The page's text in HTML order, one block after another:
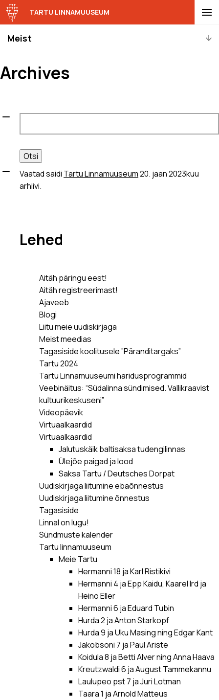
Meist
TARTU LINNAMUUSEUM
Archives
Otsi:
Vaatad saidi Tartu Linnamuuseum20. jaan 2023kuu
arhiivi.
Lehed
Aitäh päringu eest!
Aitäh registreerimast!
Ajaveeb
Blogi
Liitu meie uudiskirjaga
Meist meedias
Tagasiside koolitusele ”Päranditargaks”
Tartu 2024
Tartu Linnamuuseumi haridusprogrammid
Veebinäitus: “Südalinna sündimised. Vallikraavist
kultuurikeskuseni”
Videopäevik
Virtuaalkaardid
Virtuaalkaardid
Jalutuskäik baltisaksa tudengilinnas
Ülejõe paigad ja lood
Saksa Tartu / Deutsches Dorpat
Uudiskirjaga liitumine ebaõnnestus
Uudiskirjaga liitumine õnnestus
Tagasiside
Linnal on lugu!
Sündmuste kalender
Tartu linnamuuseum
Meie Tartu
Hermanni 18 ja Karl Ristikivi
Hermanni 4 ja Epp Kaidu, Kaarel Ird ja
Heino Eller
Hermanni 6 ja Eduard Tubin
Hurda 2 ja Anton Starkopf
Hurda 9 ja Uku Masing ning Edgar Kant
Jakobsoni 7 ja Paul Ariste
Koidula 8 ja Betti Alver ning Anna Haava
Kreutzwaldi 6 ja August Tammekannu
Laulupeo pst 7 ja Juri Lotman
Taara 1 ja Arnold Matteus